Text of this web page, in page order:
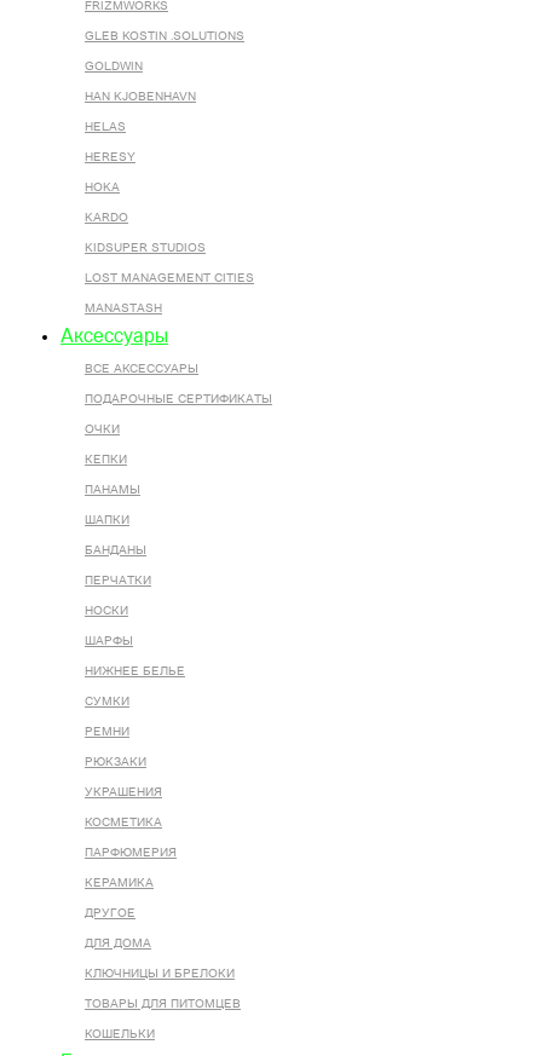
FRIZMWORKS
GLEB KOSTIN .SOLUTIONS
GOLDWIN
HAN KJOBENHAVN
HELAS
HERESY
HOKA
KARDO
KIDSUPER STUDIOS
LOST MANAGEMENT CITIES
MANASTASH
Аксессуары
ВСЕ AКСЕССУАРЫ
ПОДАРОЧНЫЕ СЕРТИФИКАТЫ
ОЧКИ
КЕПКИ
ПАНАМЫ
ШАПКИ
БАНДАНЫ
ПЕРЧАТКИ
НОСКИ
ШАРФЫ
НИЖНЕЕ БЕЛЬЕ
СУМКИ
РЕМНИ
РЮКЗАКИ
УКРАШЕНИЯ
КОСМЕТИКА
ПАРФЮМЕРИЯ
КЕРАМИКА
ДРУГОЕ
ДЛЯ ДОМА
КЛЮЧНИЦЫ И БРЕЛОКИ
ТОВАРЫ ДЛЯ ПИТОМЦЕВ
КОШЕЛЬКИ